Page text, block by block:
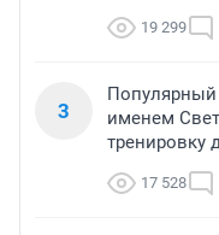
19 299
3
именем
тренировку
17 528